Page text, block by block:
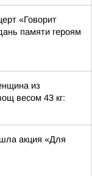
«Говорит
памяти героям
из
весом 43 кг:
акция «Для